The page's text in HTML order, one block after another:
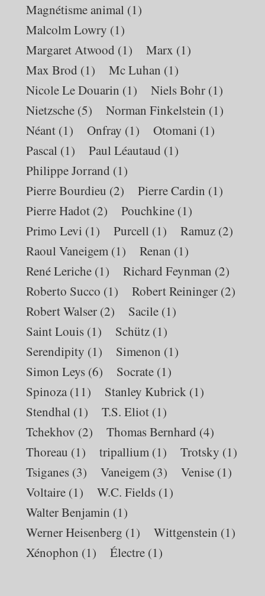
Magnétisme animal (1)
Malcolm Lowry (1)
Margaret Atwood (1) Marx (1)
Max Brod (1) Mc Luhan (1)
Nicole Le Douarin (1) Niels Bohr (1)
Nietzsche (5) Norman Finkelstein (1)
Néant (1) Onfray (1) Otomani (1)
Pascal (1) Paul Léautaud (1)
Philippe Jorrand (1)
Pierre Bourdieu (2) Pierre Cardin (1)
Pierre Hadot (2) Pouchkine (1)
Primo Levi (1) Purcell (1) Ramuz (2)
Raoul Vaneigem (1) Renan (1)
René Leriche (1) Richard Feynman (2)
Roberto Succo (1) Robert Reininger (2)
Robert Walser (2) Sacile (1)
Saint Louis (1) Schütz (1)
Serendipity (1) Simenon (1)
Simon Leys (6) Socrate (1)
Spinoza (11) Stanley Kubrick (1)
Stendhal (1) T.S. Eliot (1)
Tchekhov (2) Thomas Bernhard (4)
Thoreau (1) tripallium (1) Trotsky (1)
Tsiganes (3) Vaneigem (3) Venise (1)
Voltaire (1) W.C. Fields (1)
Walter Benjamin (1)
Werner Heisenberg (1) Wittgenstein (1)
Xénophon (1) Électre (1)